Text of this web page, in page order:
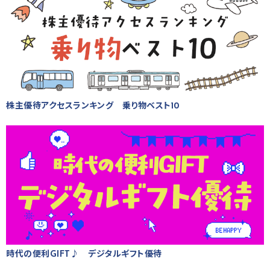
株主優待アクセスランキング 乗り物ベスト10
時代の便利GIFT♪ デジタルギフト優待